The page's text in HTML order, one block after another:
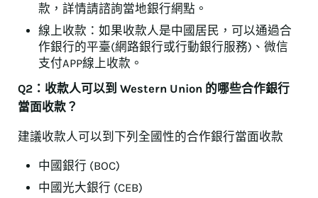
款，詳情請諮詢當地銀行網點。
線上收款：如果收款人是中國居民，可以通過合
作銀行的平臺(網路銀行或行動銀行服務)、微信
支付APP線上收款。
Q2：收款人可以到 Western Union 的哪些合作銀行
當面收款？
建議收款人可以到下列全國性的合作銀行當面收款
中國銀行 (BOC)
中國光大銀行 (CEB)